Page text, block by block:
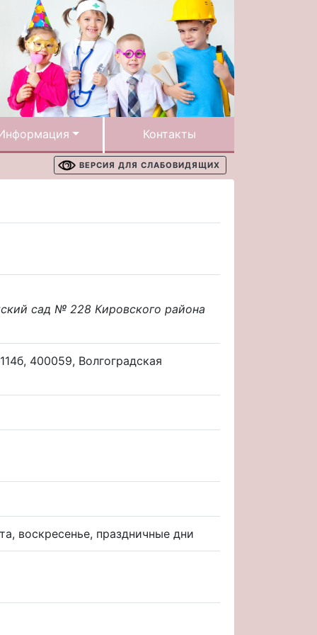
Контакты
ВЕРСИЯ ДЛЯ СЛАБОВИДЯЩИХ
сад № 228 Кировского района
400059, Волгоградская
воскресенье, праздничные дни